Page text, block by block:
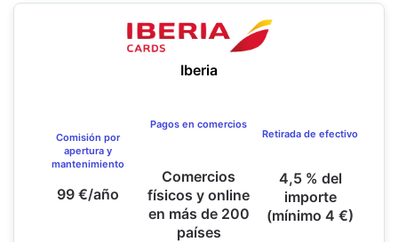
Iberia
Comisión por
apertura y
mantenimiento
99 €/año
Pagos en comercios
Comercios
físicos y online
en más de 200
países
Retirada de efectivo
4,5 % del
importe
(mínimo 4 €)